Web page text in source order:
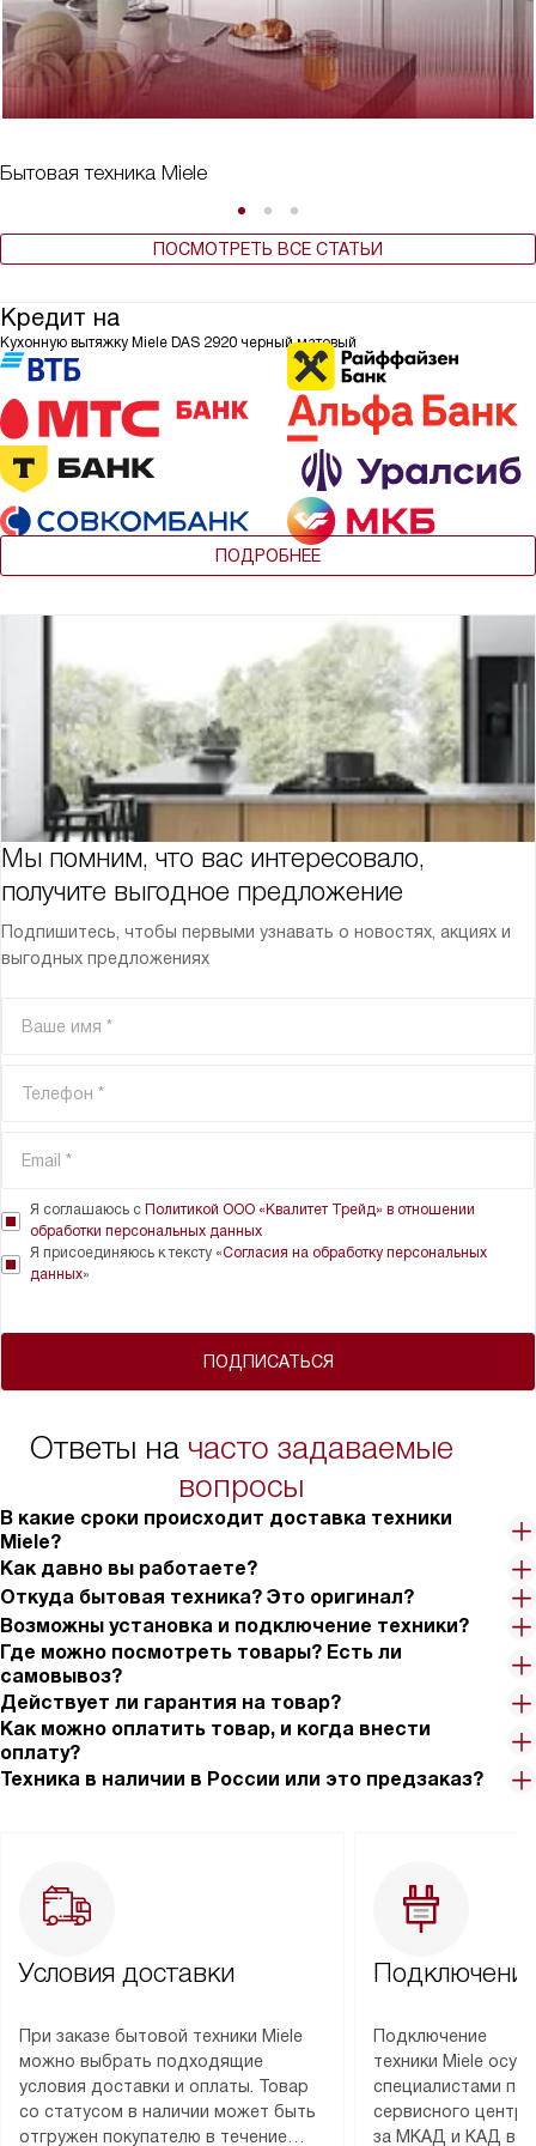
Бытовая техника Miele
ПОСМОТРЕТЬ ВСЕ СТАТЬИ
Кредит на
Кухонную вытяжку Miele DAS 2920 черный матовый
ПОДРОБНЕЕ
Мы помним, что вас интересовало,
получите выгодное предложение
Подпишитесь, чтобы первыми узнавать о новостях, акциях и
выгодных предложениях
ПОДПИСАТЬСЯ
Я соглашаюсь с Политикой ООО «Квалитет Трейд» в отношении
обработки персональных данных
Я присоединяюсь к тексту «Согласия на обработку персональных
данных»
Ответы на часто задаваемые
вопросы
В какие сроки происходит доставка техники
Miele?
Как давно вы работаете?
Откуда бытовая техника? Это оригинал?
Возможны установка и подключение техники?
Где можно посмотреть товары? Есть ли
самовывоз?
Действует ли гарантия на товар?
Как можно оплатить товар, и когда внести
оплату?
Техника в наличии в России или это предзаказ?
Условия доставки
При заказе бытовой техники Miele
можно выбрать подходящие
условия доставки и оплаты. Товар
со статусом в наличии может быть
отгружен покупателю в течение
Подключение
техники Miele
специалистами
сервисного
за МКАД и КАД